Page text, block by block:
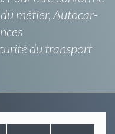
métier, Autocar-
du transport